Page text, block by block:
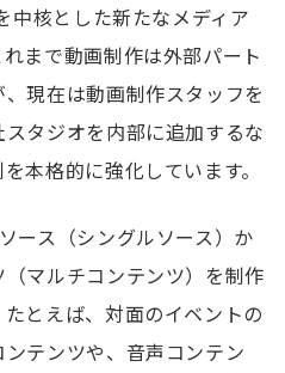
核とした新たなメディア
まで動画制作は外部パート
現在は動画制作スタッフを
タジオを内部に追加するな
本格的に強化しています。
ース（シングルソース）か
マルチコンテンツ）を制作
とえば、対面のイベントの
テンツや、音声コンテン